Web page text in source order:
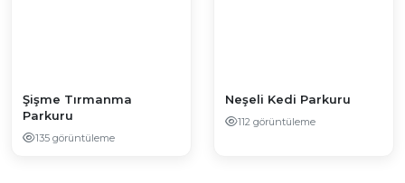
Şişme Tırmanma
Parkuru
135 görüntüleme
Neşeli Kedi Parkuru
112 görüntüleme